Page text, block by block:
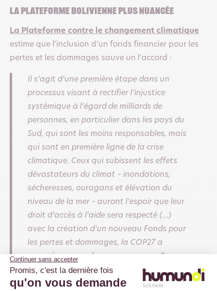
La Plateforme bolivienne plus nuancée
La Plateforme contre le changement climatique
estime que l’inclusion d’un fonds financier pour les
pertes et les dommages sauve un l’accord :
Il s’agit d’une première étape dans un
processus visant à rectifier l’injustice
systémique à l’égard de milliards de
personnes, en particulier dans les pays du
Sud, qui sont les moins responsables, mais
qui sont en première ligne de la crise
climatique. Ceux qui subissent les effets
dévastateurs du climat – inondations,
sécheresses, ouragans et élévation du
niveau de la mer – auront l’espoir que leur
droit d’accès à l’aide sera respecté (…)
avec la création d’un nouveau Fonds pour
les pertes et dommages, la COP27 a
envoyé un coup de semonce aux pollueurs
pour leur faire comprendre qu’ils ne
peuvent plus s’en sortir avec la